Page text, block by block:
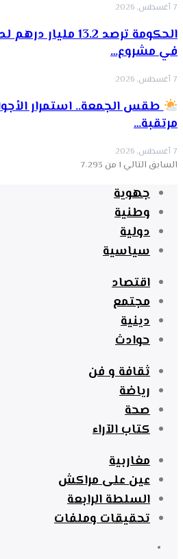
7 أغسطس, 2026
الحكومة ترصد 13.2
في مشروع…
7 أغسطس, 2026
طقس الجمعة.. استمرار
مرتقبة…
7 أغسطس, 2026
السابق التالي 1 من 7٬293
جهوية
وطنية
دولية
سياسية
اقتصاد
مجتمع
دينية
حوادث
ثقافة و فن
رياضة
صحة
كتاب الآراء
مغاربية
عين على مراكش
السلطة الرابعة
تحقيقات وملفات